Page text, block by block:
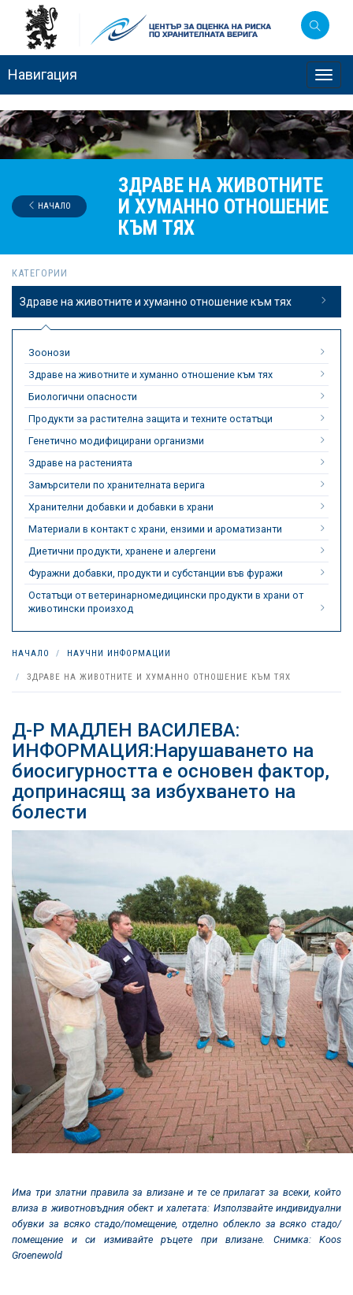
Навигация
ЗДРАВЕ НА ЖИВОТНИТЕ
И ХУМАННО ОТНОШЕНИЕ
КЪМ ТЯХ
НАЧАЛО
КАТЕГОРИИ
Здраве на животните и хуманно отношение към тях
Зоонози
Здраве на животните и хуманно отношение към тях
Биологични опасности
Продукти за растителна защита и техните остатъци
Генетично модифицирани организми
Здраве на растенията
Замърсители по хранителната верига
Хранителни добавки и добавки в храни
Материали в контакт с храни, ензими и ароматизанти
Диетични продукти, хранене и алергени
Фуражни добавки, продукти и субстанции във фуражи
Остатъци от ветеринарномедицински продукти в храни от
животински произход
НАЧАЛО НАУЧНИ ИНФОРМАЦИИ
ЗДРАВЕ НА ЖИВОТНИТЕ И ХУМАННО ОТНОШЕНИЕ КЪМ ТЯХ
Д-Р МАДЛЕН ВАСИЛЕВА:
ИНФОРМАЦИЯ:Нарушаването на
биосигурността е основен фактор,
допринасящ за избухването на
болести
Има три златни правила за влизане и те се прилагат за всеки, който
влиза в животновъдния обект и халетата: Използвайте индивидуални
обувки за всяко стадо/помещение, отделно облекло за всяко стадо/
помещение и си измивайте ръцете при влизане. Снимка: Koos
Groenewold